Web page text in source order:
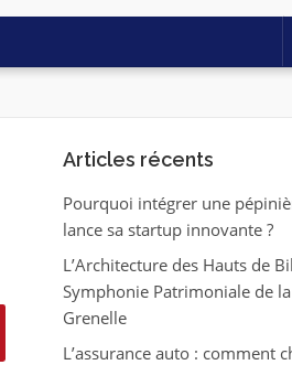
Articles récents
Pourquoi intégrer une
lance sa startup innovante ?
L’Architecture des Hauts de
Symphonie Patrimoniale de
Grenelle
L’assurance auto : comment